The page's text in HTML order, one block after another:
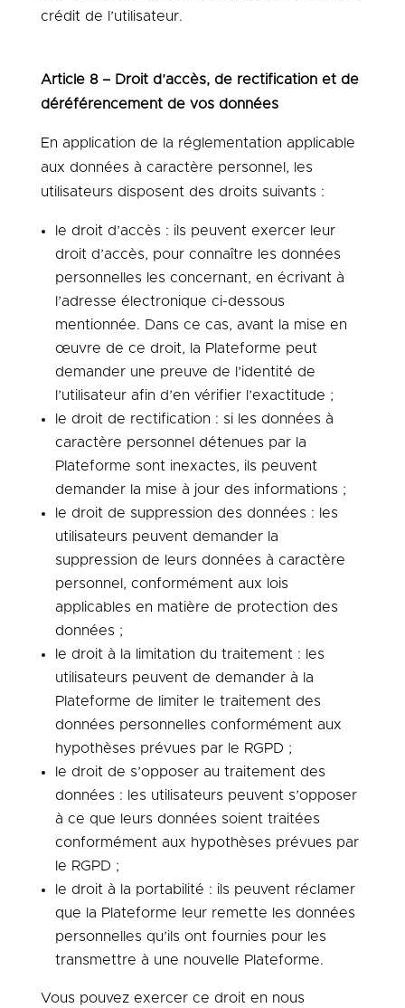
crédit de l’utilisateur.
Article 8 – Droit d’accès, de rectification et de
déréférencement de vos données
En application de la réglementation applicable
aux données à caractère personnel, les
utilisateurs disposent des droits suivants :
le droit d’accès : ils peuvent exercer leur
droit d’accès, pour connaître les données
personnelles les concernant, en écrivant à
l’adresse électronique ci-dessous
mentionnée. Dans ce cas, avant la mise en
œuvre de ce droit, la Plateforme peut
demander une preuve de l’identité de
l’utilisateur afin d’en vérifier l’exactitude ;
le droit de rectification : si les données à
caractère personnel détenues par la
Plateforme sont inexactes, ils peuvent
demander la mise à jour des informations ;
le droit de suppression des données : les
utilisateurs peuvent demander la
suppression de leurs données à caractère
personnel, conformément aux lois
applicables en matière de protection des
données ;
le droit à la limitation du traitement : les
utilisateurs peuvent de demander à la
Plateforme de limiter le traitement des
données personnelles conformément aux
hypothèses prévues par le RGPD ;
le droit de s’opposer au traitement des
données : les utilisateurs peuvent s’opposer
à ce que leurs données soient traitées
conformément aux hypothèses prévues par
le RGPD ;
le droit à la portabilité : ils peuvent réclamer
que la Plateforme leur remette les données
personnelles qu’ils ont fournies pour les
transmettre à une nouvelle Plateforme.
Vous pouvez exercer ce droit en nous